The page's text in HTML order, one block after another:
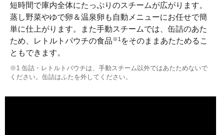
短時間で庫内全体にたっぷりのスチームが広がります。
蒸し野菜やゆで卵＆温泉卵も自動メニューにお任せで簡
単に仕上がります。また手動スチームでは、缶詰のあた
ため、レトルトパウチの食品※1 をそのままあたためるこ
ともできます。
※1 缶詰・レトルトパウチは、手動スチーム以外ではあたためないで
ください。缶詰はふたを外してください。